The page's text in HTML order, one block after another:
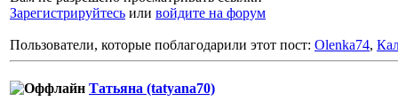
Зарегистрируйтесь или войдите на форум
Пользователи, которые поблагодарили этот пост: Olenka74,
Татьяна (tatyana70)